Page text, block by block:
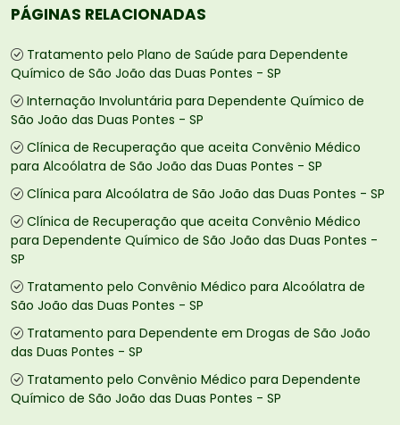
PÁGINAS RELACIONADAS
Tratamento pelo Plano de Saúde para Dependente
Químico de São João das Duas Pontes - SP
Internação Involuntária para Dependente Químico de
São João das Duas Pontes - SP
Clínica de Recuperação que aceita Convênio Médico
para Alcoólatra de São João das Duas Pontes - SP
Clínica para Alcoólatra de São João das Duas Pontes - SP
Clínica de Recuperação que aceita Convênio Médico
para Dependente Químico de São João das Duas Pontes -
SP
Tratamento pelo Convênio Médico para Alcoólatra de
São João das Duas Pontes - SP
Tratamento para Dependente em Drogas de São João
das Duas Pontes - SP
Tratamento pelo Convênio Médico para Dependente
Químico de São João das Duas Pontes - SP